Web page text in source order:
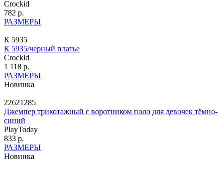
Crockid
782 р.
РАЗМЕРЫ
К 5935
К 5935/черный платье
Crockid
1 118 р.
РАЗМЕРЫ
Новинка
22621285
Джемпер трикотажный с воротником поло для девочек тёмно-
синий
PlayToday
833 р.
РАЗМЕРЫ
Новинка